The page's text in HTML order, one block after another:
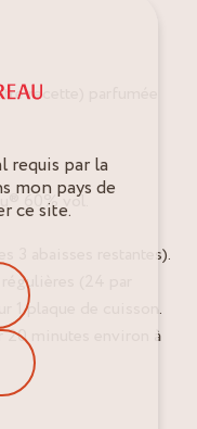
recette) parfumée
60% vol.
3 abaisses restantes).
(24 par
1 plaque de cuisson.
20 minutes environ à
requis par la
mon pays de
ce site.